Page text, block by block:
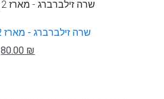
שרה זילברברג - מארז 2 [4 תקליטורים]
80.00 ₪